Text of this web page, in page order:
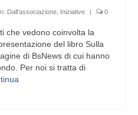
Dall'associazione Iniziative | 0
che vedono coinvolta la
del libro Sulla
di BsNews di cui hanno
Per noi si tratta di